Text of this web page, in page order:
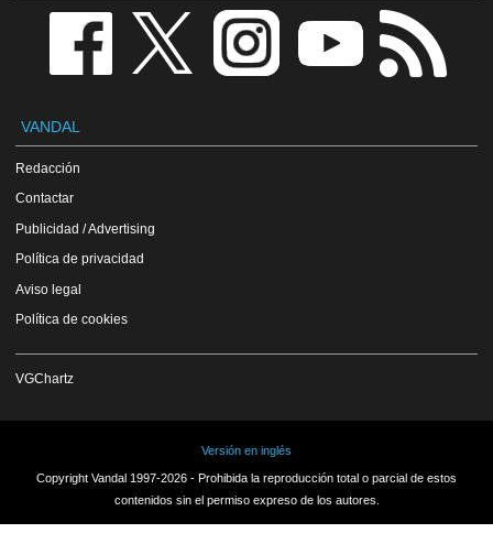
VANDAL
Redacción
Contactar
Publicidad / Advertising
Política de privacidad
Aviso legal
Política de cookies
VGChartz
Versión en inglés
Copyright Vandal 1997-2026 - Prohibida la reproducción total o parcial de estos
contenidos sin el permiso expreso de los autores.